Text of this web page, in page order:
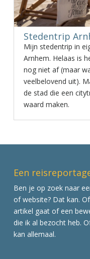
Stedentrip
Mijn stedentrip in
Arnhem. Helaas is
nog niet af (maar
veelbelovend uit).
de stad die een
waard maken.
Een
Ben je op zoek naar
of website? Dat kan.
artikel gaat of een
die ik al bezocht heb.
kan allemaal.